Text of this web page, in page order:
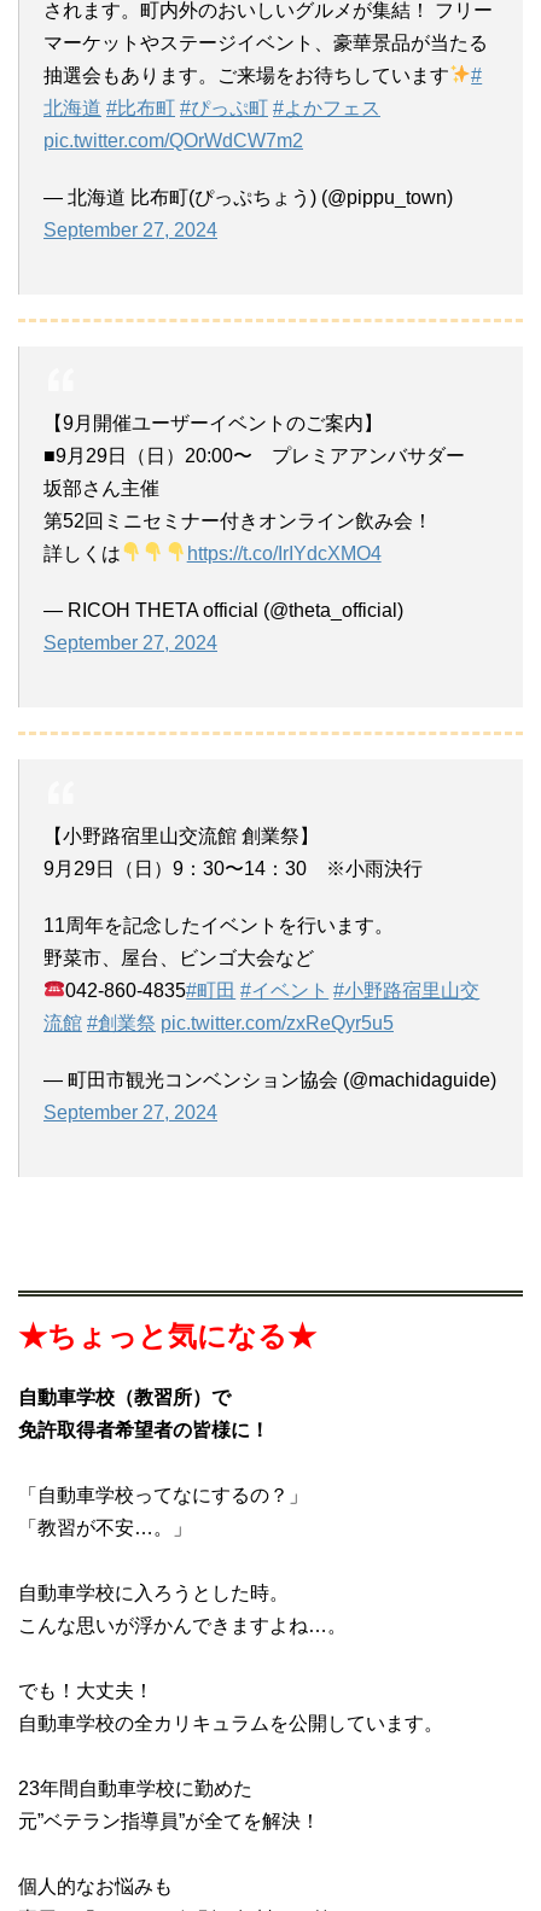
されます。町内外のおいしいグルメが集結！ フリー
マーケットやステージイベント、豪華景品が当たる
抽選会もあります。ご来場をお待ちしています
#
北海道 #比布町 #ぴっぷ町 #よかフェス
pic.twitter.com/QOrWdCW7m2
— 北海道 比布町(ぴっぷちょう) (@pippu_town)
September 27, 2024
【9月開催ユーザーイベントのご案内】
■9月29日（日）20:00〜 プレミアアンバサダー
坂部さん主催
第52回ミニセミナー付きオンライン飲み会！
詳しくは
https://t.co/IrIYdcXMO4
— RICOH THETA official (@theta_official)
September 27, 2024
【小野路宿里山交流館 創業祭】
9月29日（日）9：30〜14：30 ※小雨決行
11周年を記念したイベントを行います。
野菜市、屋台、ビンゴ大会など
042-860-4835#町田 #イベント #小野路宿里山交
流館 #創業祭 pic.twitter.com/zxReQyr5u5
— 町田市観光コンベンション協会 (@machidaguide)
September 27, 2024
★ちょっと気になる★
自動車学校（教習所）で
免許取得者希望者の皆様に！
「自動車学校ってなにするの？」
「教習が不安…。」
自動車学校に入ろうとした時。
こんな思いが浮かんできますよね…。
でも！大丈夫！
自動車学校の全カリキュラムを公開しています。
23年間自動車学校に勤めた
元”ベテラン指導員”が全てを解決！
個人的なお悩みも